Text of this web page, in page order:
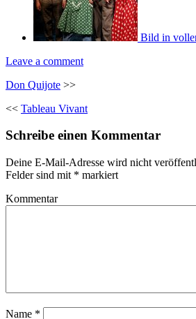
Bild in
Leave a comment
Don Quijote >>
<< Tableau Vivant
Schreibe einen Kommentar
Deine E-Mail-Adresse wird nicht
Felder sind mit * markiert
Kommentar
Name *